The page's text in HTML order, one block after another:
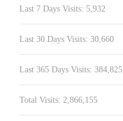
Last 7 Days Visits: 5,932
Last 30 Days Visits: 30,660
Last 365 Days Visits: 384,825
Total Visits: 2,866,155